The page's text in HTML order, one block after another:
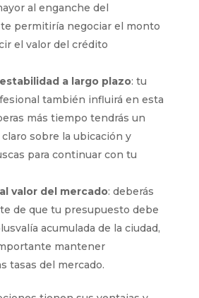
al enganche del
permitiría negociar el monto
el valor del crédito
a largo plazo: tu
también influirá en esta
más tiempo tendrás un
sobre la ubicación y
para continuar con tu
valor del mercado: deberás
de que tu presupuesto debe
acumulada de la ciudad,
mantener
tasas del mercado.